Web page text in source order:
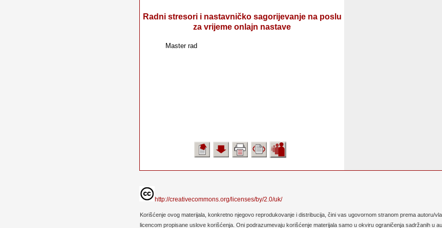
Radni stresori i nastavničko sagorijevanje na poslu
za vrijeme onlajn nastave
Master rad
http://creativecommons.org/licenses/by/2.0/uk/
Korišćenje ovog materijala, konkretno njegovo reprodukovanje i distribucija, čini vas ugovornom stranom prema autoru/
licencom propisane uslove korišćenja. Oni podrazumevaju korišćenje materijala samo u okviru ograničenja sadržanih u